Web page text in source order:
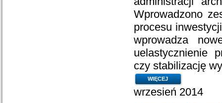
Wprowadzono
procesu
wprowadza
uelastycznienie
czy stabilizację
WIĘCEJ
wrzesień 2014